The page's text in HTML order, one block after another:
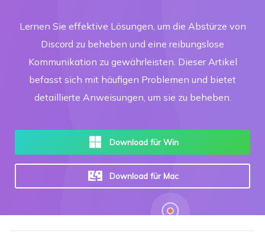
Lernen Sie effektive Lösungen, um die Abstürze von
Discord zu beheben und eine reibungslose
Kommunikation zu gewährleisten. Dieser Artikel
befasst sich mit häufigen Problemen und bietet
detaillierte Anweisungen, um sie zu beheben.
Download für Win
Download für Mac